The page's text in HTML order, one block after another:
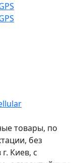
товары, по
без
Киев, с